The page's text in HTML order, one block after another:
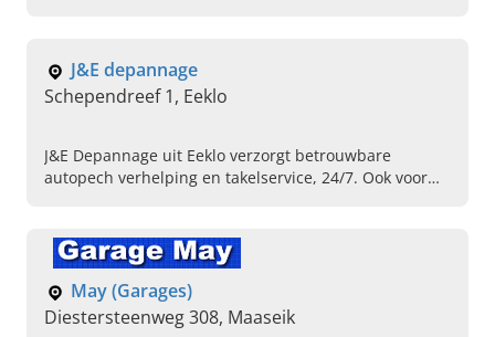
J&E depannage
Schependreef 1, Eeklo
J&E Depannage uit Eeklo verzorgt betrouwbare
autopech verhelping en takelservice, 24/7. Ook voor
May (Garages)
Diestersteenweg 308, Maaseik